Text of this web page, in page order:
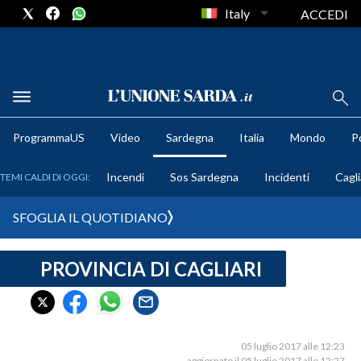
METEO
CRONACA SARDEGNA
CAGLIARI
Italy ACCEDI
ProgrammaUS Video Sardegna Italia Mondo
TEMI CALDI DI OGGI: Incendi Sos Sardegna Incidenti
SFOGLIA IL QUOTIDIANO
PROVINCIA DI CAGLIARI
05 luglio 2017 alle 12:23